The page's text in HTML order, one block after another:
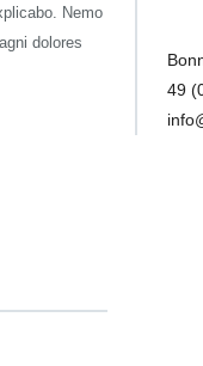
Nemo
dolores
49